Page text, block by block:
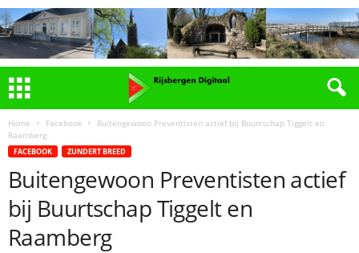
Home Facebook
Buitengewoon Preventisten actief bij Buurtschap Tiggelt en
Raamberg
FACEBOOK ZUNDERT BREED
Buitengewoon Preventisten actief
bij Buurtschap Tiggelt en
Raamberg